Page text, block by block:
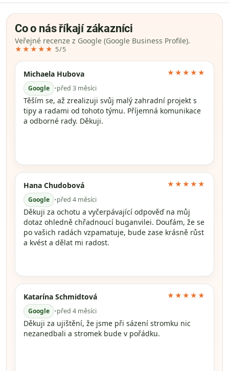
Co o nás říkají zákazníci
Veřejné recenze z Google (Google Business Profile).
★★★★★ 5/5
Michaela Hubova
Google •před 3 měsíci
★★★★★
Těším se, až zrealizuji svůj malý zahradní projekt s
tipy a radami od tohoto týmu. Příjemná komunikace
a odborné rady. Děkuji.
Hana Chudobová
Google •před 4 měsíci
★★★★★
Děkuji za ochotu a vyčerpávající odpověď na můj
dotaz ohledně chřadnoucí buganvilei. Doufám, že se
po vašich radách vzpamatuje, bude zase krásně růst
a kvést a dělat mi radost.
Katarína Schmidtová
Google •před 4 měsíci
★★★★★
Děkuji za ujištění, že jsme při sázení stromku nic
nezanedbali a stromek bude v pořádku.